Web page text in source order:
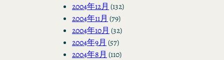
2004年12月 (132)
2004年11月 (79)
2004年10月 (32)
2004年9月 (57)
2004年8月 (110)